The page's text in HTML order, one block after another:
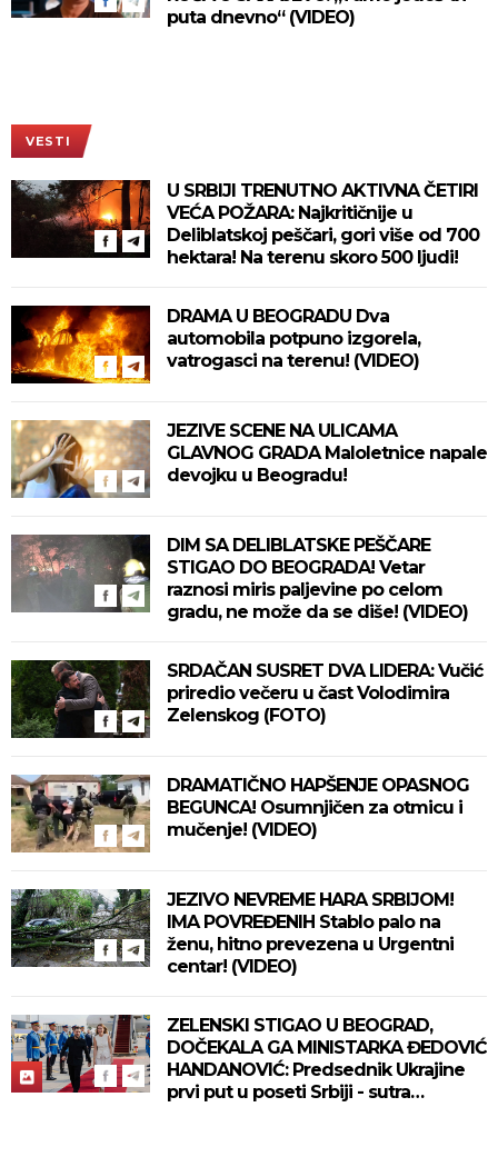
puta dnevno“ (VIDEO)
VESTI
U SRBIJI TRENUTNO AKTIVNA ČETIRI
VEĆA POŽARA: Najkritičnije u
Deliblatskoj peščari, gori više od 700
hektara! Na terenu skoro 500 ljudi!
DRAMA U BEOGRADU Dva
automobila potpuno izgorela,
vatrogasci na terenu! (VIDEO)
JEZIVE SCENE NA ULICAMA
GLAVNOG GRADA Maloletnice napale
devojku u Beogradu!
DIM SA DELIBLATSKE PEŠČARE
STIGAO DO BEOGRADA! Vetar
raznosi miris paljevine po celom
gradu, ne može da se diše! (VIDEO)
SRDAČAN SUSRET DVA LIDERA: Vučić
priredio večeru u čast Volodimira
Zelenskog (FOTO)
DRAMATIČNO HAPŠENJE OPASNOG
BEGUNCA! Osumnjičen za otmicu i
mučenje! (VIDEO)
JEZIVO NEVREME HARA SRBIJOM!
IMA POVREĐENIH Stablo palo na
ženu, hitno prevezena u Urgentni
centar! (VIDEO)
ZELENSKI STIGAO U BEOGRAD,
DOČEKALA GA MINISTARKA ĐEDOVIĆ
HANDANOVIĆ: Predsednik Ukrajine
prvi put u poseti Srbiji - sutra